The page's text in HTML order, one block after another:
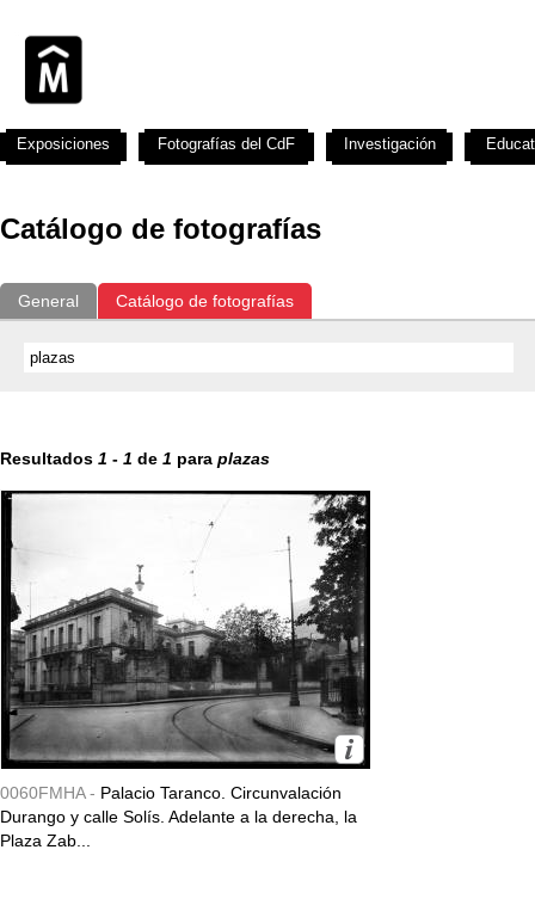
Catálogo de fotografías
General Catálogo de fotografías
Resultados 1 - 1 de 1 para plazas
0060FMHA - Palacio Taranco. Circunvalación
Durango y calle Solís. Adelante a la derecha, la
Plaza Zab...
Exposiciones Fotografías del CdF Investigación